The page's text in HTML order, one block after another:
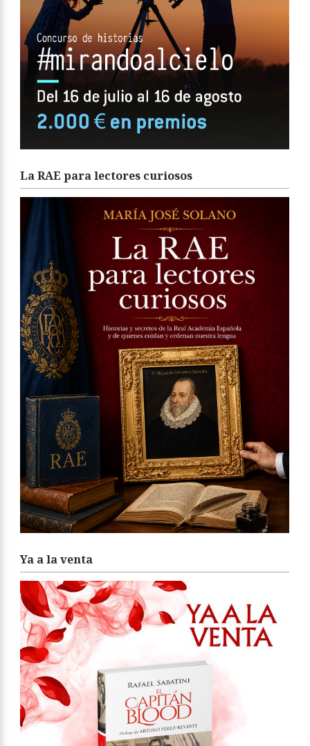
La RAE para lectores curiosos
Ya a la venta